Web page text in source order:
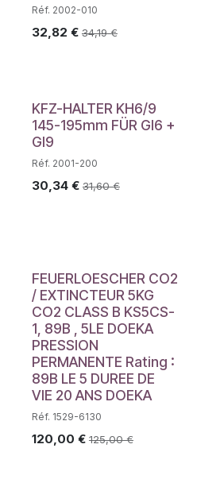
Réf. 2002-010
32,82 € 34,19€
KFZ-HALTER KH6/9
145-195mm FÜR GI6 +
GI9
Réf. 2001-200
30,34€ 31,60€
FEUERLOESCHER CO2
/ EXTINCTEUR 5KG
CO2 CLASS B KS5CS-
1, 89B , 5LE DOEKA
PRESSION
PERMANENTE Rating :
89B LE 5 DUREE DE
VIE 20 ANS DOEKA
Réf. 1529-6130
120,00 € 125,00€